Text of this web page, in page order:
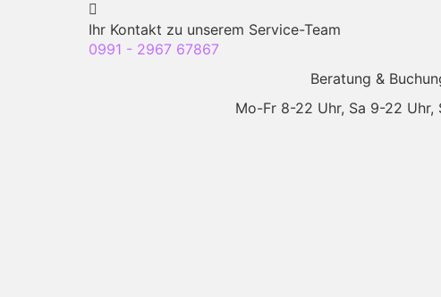
Ihr Kontakt zu unserem Service-Team
0991 - 2967 67867
Beratung &
Mo-Fr 8-22 Uhr, Sa 9-22 Uhr,